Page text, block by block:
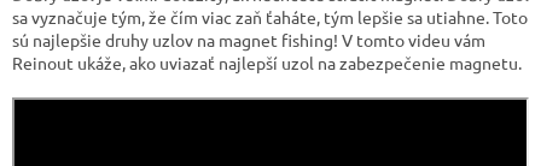
sa vyznačuje tým, že čím viac zaň ťaháte, tým lepšie sa utiahne. Toto
sú najlepšie druhy uzlov na magnet fishing! V tomto videu vám
Reinout ukáže, ako uviazať najlepší uzol na zabezpečenie magnetu.